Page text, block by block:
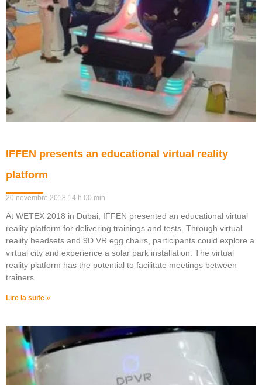
IFFEN presents an educational virtual reality
platform
20 novembre 2018 14 h 00 min
At WETEX 2018 in Dubai, IFFEN presented an educational virtual
reality platform for delivering trainings and tests. Through virtual
reality headsets and 9D VR egg chairs, participants could explore a
virtual city and experience a solar park installation. The virtual
reality platform has the potential to facilitate meetings between
trainers
Lire la suite »